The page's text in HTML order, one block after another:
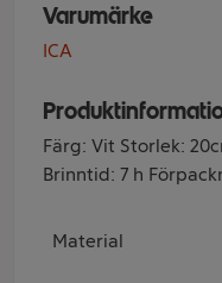
Varumärke
ICA
Färg: Vit Storlek:
Brinntid: 7 h
Material